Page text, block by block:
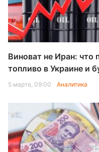
Виноват не Иран: что
топливо в Украине и
5 марта, 09:00 Аналитика